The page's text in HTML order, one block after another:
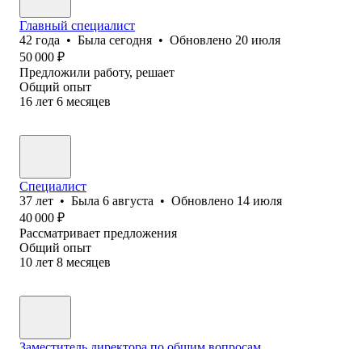
Главный специалист
42 года • Была сегодня • Обновлено 20 июля
50 000 ₽
Предложили работу, решает
Общий опыт
16 лет 6 месяцев
Специалист
37 лет • Была 6 августа • Обновлено 14 июля
40 000 ₽
Рассматривает предложения
Общий опыт
10 лет 8 месяцев